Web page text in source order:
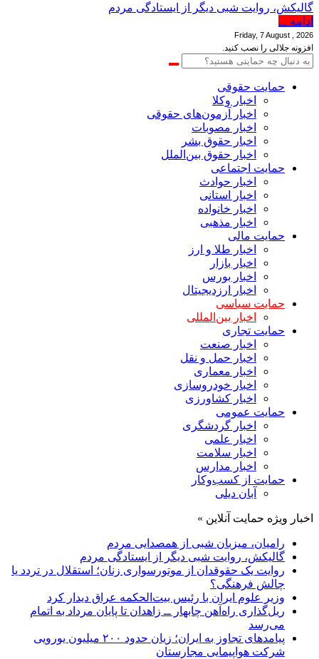
گالیکش، روایت شبی دیگر از ایستادگی مردم
ادامه ...
Friday, 7 August , 2026
افزونه جلالی را نصب کنید.
حمایت حقوقی
اخبار وکلا
اخبار آزمون‌های حقوقی
اخبار مصوبات
اخبار حقوق بشر
اخبار حقوق بین‌الملل
حمایت اجتماعی
اخبار حوادث
اخبار استانی
اخبار خانواده
اخبار مذهبی
حمایت مالی
اخبار طلا و ارز
اخبار بازار
اخبار بورس
اخبار ارزدیجیتال
حمایت سیاسی
اخبار بین‌المللی
حمایت تجاری
اخبار صنعت
اخبار حمل و نقل
اخبار معماری
اخبار خودروسازی
اخبار کشاورزی
حمایت عمومی
اخبار گردشگری
اخبار علمی
اخبار سلامت
اخبار مدارس
حمایت از کسب‌وکار
آبان دیلی
اخبار ویژه حمایت آنلاین »
رامیان، میزبان شبی از همصدایی مردم
گالیکش، روایت شبی دیگر از ایستادگی مردم
روایت یک حقوقدان از موتورسواری زنان؛ استقلال در تردد یا
چالش فرهنگی؟
وزیر علوم ایران با رئیس بیت‌الحکمه عراق دیدار کرد
ریل‌گذاری راه‌آهن چابهار ــ زاهدان تا پایان مرداد به اتمام
می‌رسد
پیامدهای تجاوز به ایران؛ زیان حدود ۲۰۰ میلیون یورویی
شرکت هواپیمایی مجارستان